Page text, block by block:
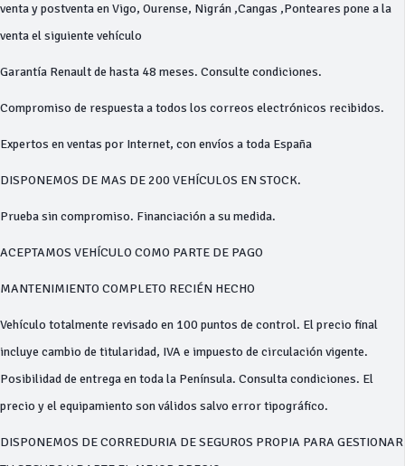
venta y postventa en Vigo, Ourense, Nigrán ,Cangas ,Ponteares pone a la
venta el siguiente vehículo
Garantía Renault de hasta 48 meses. Consulte condiciones.
Compromiso de respuesta a todos los correos electrónicos recibidos.
Expertos en ventas por Internet, con envíos a toda España
DISPONEMOS DE MAS DE 200 VEHÍCULOS EN STOCK.
Prueba sin compromiso. Financiación a su medida.
ACEPTAMOS VEHÍCULO COMO PARTE DE PAGO
MANTENIMIENTO COMPLETO RECIÉN HECHO
Vehículo totalmente revisado en 100 puntos de control. El precio final
incluye cambio de titularidad, IVA e impuesto de circulación vigente.
Posibilidad de entrega en toda la Península. Consulta condiciones. El
precio y el equipamiento son válidos salvo error tipográfico.
DISPONEMOS DE CORREDURIA DE SEGUROS PROPIA PARA GESTIONAR